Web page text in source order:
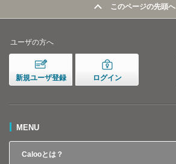
このページの先頭へ
ユーザの方へ
新規ユーザ登録 ログイン
MENU
Calooとは？